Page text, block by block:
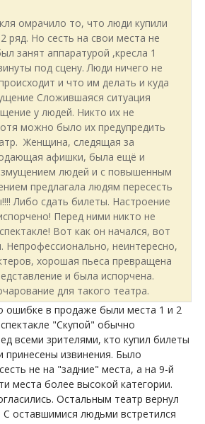
омрачило то, что люди купили
ряд. Но сесть на свои места не
занят аппаратурой ,кресла 1
под сцену. Люди ничего не
и что им делать и куда
Сложившаяся ситуация
у людей. Никто их не
можно было их предупредить
Женщина, следящая за
афишки, была ещё и
людей и с повышенным
предлагала людям пересесть
Либо сдать билеты. Настроение
Перед ними никто не
Вот как он начался, вот
Непрофессионально, неинтересно,
хорошая пьеса превращена
и была испорчена.
для такого театра.
ошибке в продаже были места 1 и 2
"Скупой" обычно
всеми зрителями, кто купил билеты
принесены извинения. Было
не на "задние" места, а на 9-й
места более высокой категории.
Остальным театр вернул
С оставшимися людьми встретился